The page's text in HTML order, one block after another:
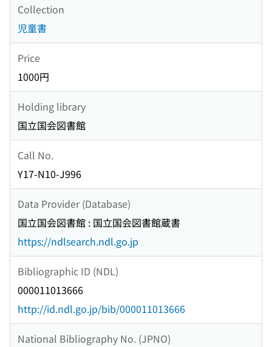
Collection
児童書
Price
1000円
Holding library
国立国会図書館
Call No.
Y17-N10-J996
Data Provider (Database)
国立国会図書館 : 国立国会図書館蔵書
https://ndlsearch.ndl.go.jp
Bibliographic ID (NDL)
000011013666
http://id.ndl.go.jp/bib/000011013666
National Bibliography No. (JPNO)